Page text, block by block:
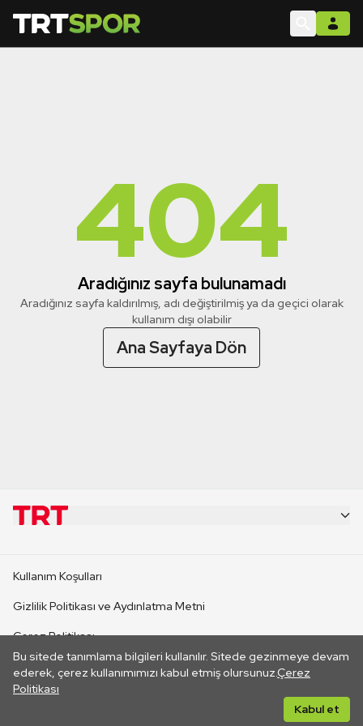
404
Aradığınız sayfa bulunamadı
Aradığınız sayfa kaldırılmış, adı değiştirilmiş ya da geçici olarak
kullanım dışı olabilir
Ana Sayfaya Dön
Bu sitede tanımlama bilgileri kullanılır. Sitede gezinmeye devam
ederek, çerez kullanımımızı kabul etmiş olursunuz.Çerez
Politikası
Kabul et
CANLI YAYINLAR
Kullanım Koşulları
Gizlilik Politikası ve Aydınlatma Metni
Çerez Politikası
İletişim
Her hakkı saklıdır. ©2026 TRT. Bağlantı yoluyla gidilen dış